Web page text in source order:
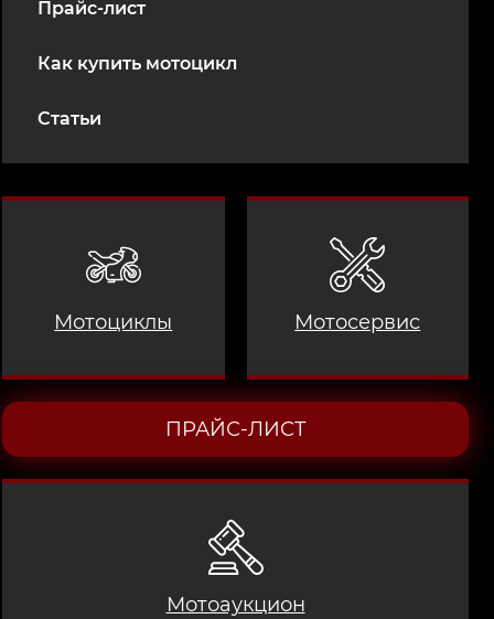
Прайс-лист
Как купить мотоцикл
Статьи
Мотоциклы
Мотоаукцион
Мотосервис
ПРАЙС-ЛИСТ